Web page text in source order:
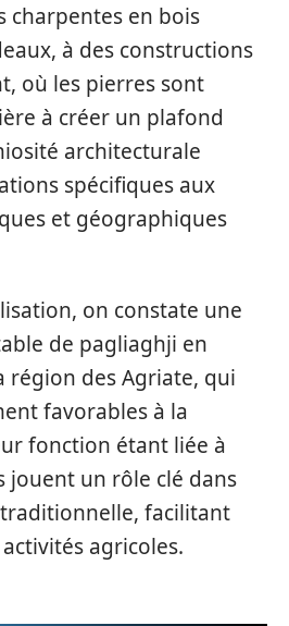
charpentes en bois
à des constructions
où les pierres sont
à créer un plafond
architecturale
spécifiques aux
et géographiques
on constate une
de pagliaghji en
région des Agriate, qui
favorables à la
fonction étant liée à
jouent un rôle clé dans
facilitant
agricoles.